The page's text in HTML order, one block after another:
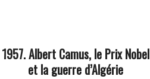
1957. Albert Camus, le Prix Nobel
et la guerre d’Algérie